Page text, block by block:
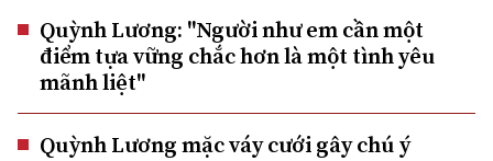
Quỳnh Lương: "Người như em cần một
điểm tựa vững chắc hơn là một tình yêu
mãnh liệt"
Quỳnh Lương mặc váy cưới gây chú ý